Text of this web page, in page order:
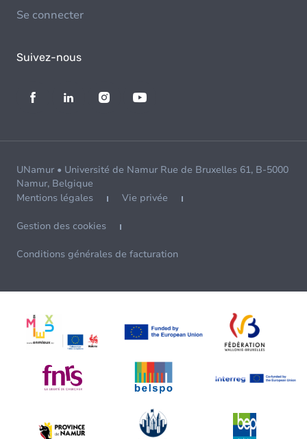
Se connecter
Suivez-nous
UNamur • Université de Namur Rue de Bruxelles 61, B-5000
Namur, Belgique
Mentions légales
Vie privée
Gestion des cookies
Conditions générales de facturation